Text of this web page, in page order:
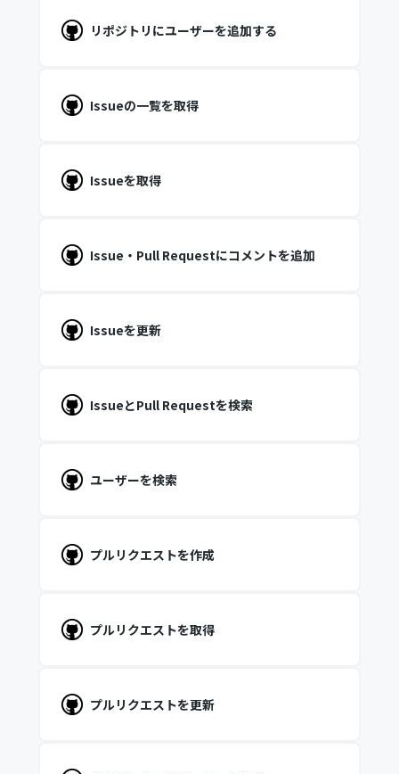
リポジトリにユーザーを追加する
Issueの一覧を取得
Issueを取得
Issue・Pull Requestにコメントを追加
Issueを更新
IssueとPull Requestを検索
ユーザーを検索
プルリクエストを作成
プルリクエストを取得
プルリクエストを更新